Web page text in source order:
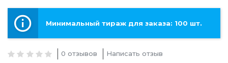
Минимальный тираж для заказа: 100 шт.
0 отзывов Написать отзыв